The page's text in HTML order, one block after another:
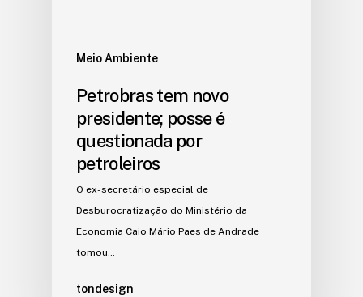
Meio Ambiente
Petrobras tem novo
presidente; posse é
questionada por
petroleiros
O ex-secretário especial de
Desburocratização do Ministério da
Economia Caio Mário Paes de Andrade
tomou…
tondesign